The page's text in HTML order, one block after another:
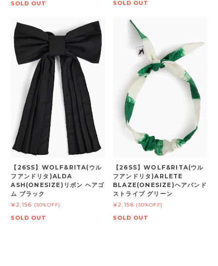
SOLD OUT SOLD OUT
【26SS】WOLF&RITA(ウル
フアンドリタ)ALDA
ASH(ONESIZE)リボン ヘアゴ
ム ブラック
¥2,156 (30%OFF)
SOLD OUT
【26SS】WOLF&RITA(ウル
フアンドリタ)ARLETE
BLAZE(ONESIZE)ヘアバンド
ストライプ グリーン
¥2,156 (30%OFF)
SOLD OUT